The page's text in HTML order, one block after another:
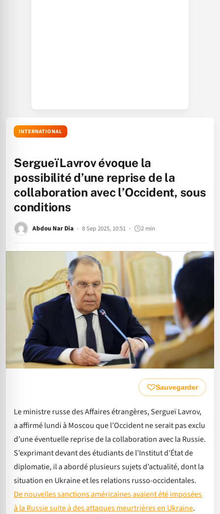
INTERNATIONAL
Sergueï Lavrov évoque la
possibilité d’une reprise de la
collaboration avec l’Occident, sous
conditions
Abdou Nar Dia 8 Sep 2025, 10:51 2 min
Sauvegarder
Le ministre russe des Affaires étrangères, Sergueï Lavrov,
a affirmé lundi à Moscou que l’Occident ne serait pas exclu
d’une éventuelle reprise de la collaboration avec la Russie.
S’exprimant devant des étudiants de l’Institut d’État de
diplomatie, il a abordé plusieurs sujets d’actualité, dont la
situation en Ukraine et les relations russo-occidentales.
De nouvelles sanctions américaines avaient été imposées
à la Russie suite à des attaques meurtrières en Ukraine.